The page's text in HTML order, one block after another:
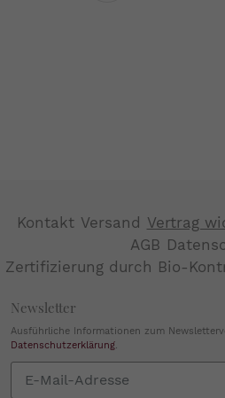
Kontakt Versand Vertrag
AGB
Zertifizierung durch Bio-
Newsletter
Ausführliche Informationen zum
Datenschutzerklärung.
Sie